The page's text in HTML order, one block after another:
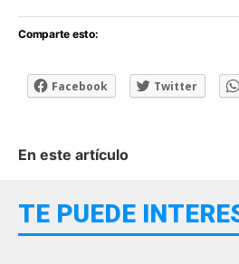
Comparte esto:
Facebook Twitter
En este artículo
TE PUEDE